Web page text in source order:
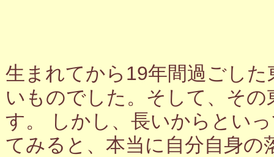
生まれてから19年間過ごし
いものでした。そして、そ
す。 しかし、長いからとい
てみると、本当に自分自身